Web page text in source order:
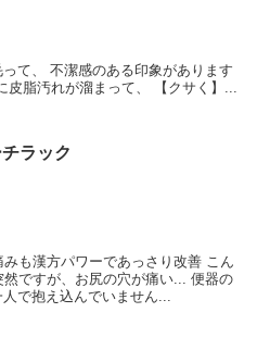
て、 不潔感のある印象があります
脂汚れが溜まって、 【クサく】...
チラック
も漢方パワーであっさり改善 こん
ですが、お尻の穴が痛い... 便器の
で抱え込んでいません...